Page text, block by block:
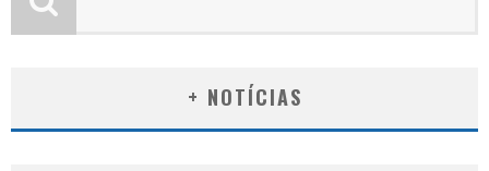
+ NOTÍCIAS